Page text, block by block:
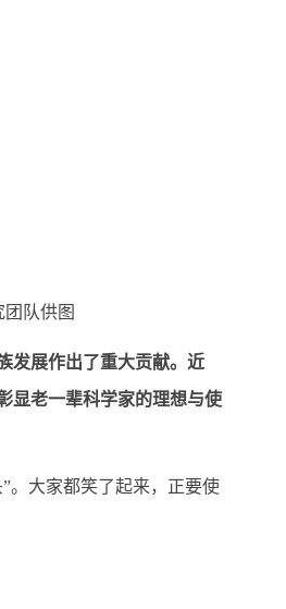
队供图
发展作出了重大贡献。近
显老一辈科学家的理想与使
大家都笑了起来，正要使